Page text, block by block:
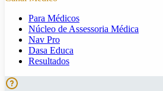
Para Médicos
Núcleo de Assessoria Médica
Nav Pro
Dasa Educa
Resultados